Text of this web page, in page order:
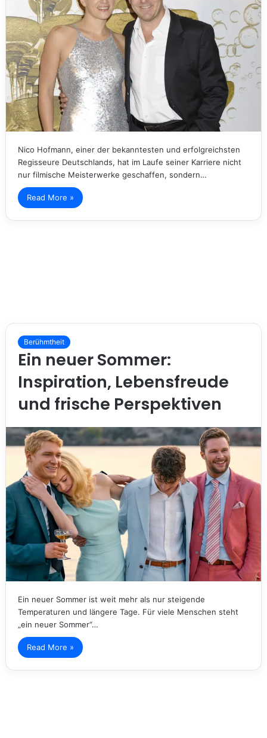
Nico Hofmann, einer der bekanntesten und erfolgreichsten
Regisseure Deutschlands, hat im Laufe seiner Karriere nicht
nur filmische Meisterwerke geschaffen, sondern…
Read More »
Berühmtheit
Ein neuer Sommer:
Inspiration, Lebensfreude
und frische Perspektiven
Ein neuer Sommer ist weit mehr als nur steigende
Temperaturen und längere Tage. Für viele Menschen steht
„ein neuer Sommer“…
Read More »